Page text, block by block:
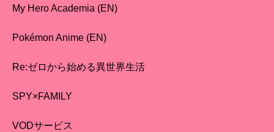
My Hero Academia (EN)
Pokémon Anime (EN)
Re:ゼロから始める異世界生活
SPY×FAMILY
VODサービス